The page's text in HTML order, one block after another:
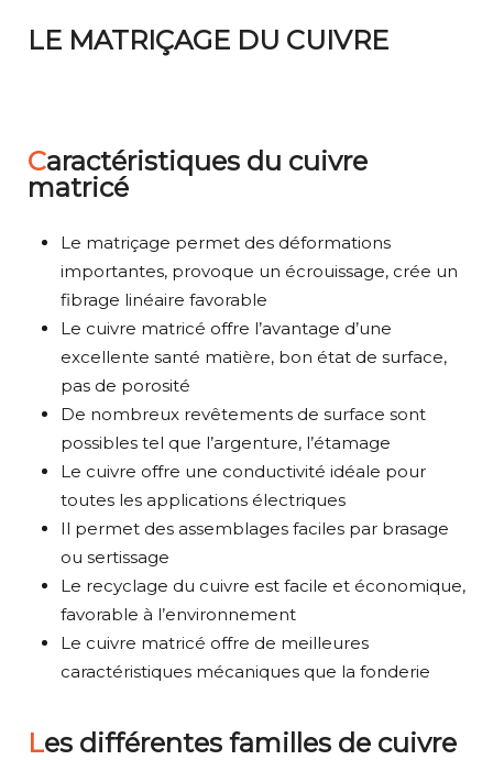
LE MATRIÇAGE DU CUIVRE
Caractéristiques du cuivre
matricé
Le matriçage permet des déformations
importantes, provoque un écrouissage, crée un
fibrage linéaire favorable
Le cuivre matricé offre l’avantage d’une
excellente santé matière, bon état de surface,
pas de porosité
De nombreux revêtements de surface sont
possibles tel que l’argenture, l’étamage
Le cuivre offre une conductivité idéale pour
toutes les applications électriques
Il permet des assemblages faciles par brasage
ou sertissage
Le recyclage du cuivre est facile et économique,
favorable à l’environnement
Le cuivre matricé offre de meilleures
caractéristiques mécaniques que la fonderie
Les différentes familles de cuivre